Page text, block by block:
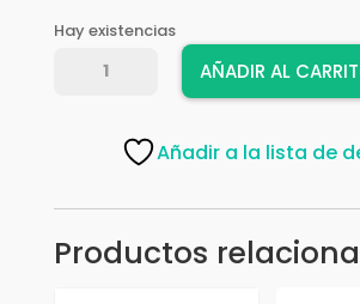
Hay existencias
DISCO
cantidad
AÑADIR AL
Añadir a la lista de
Productos